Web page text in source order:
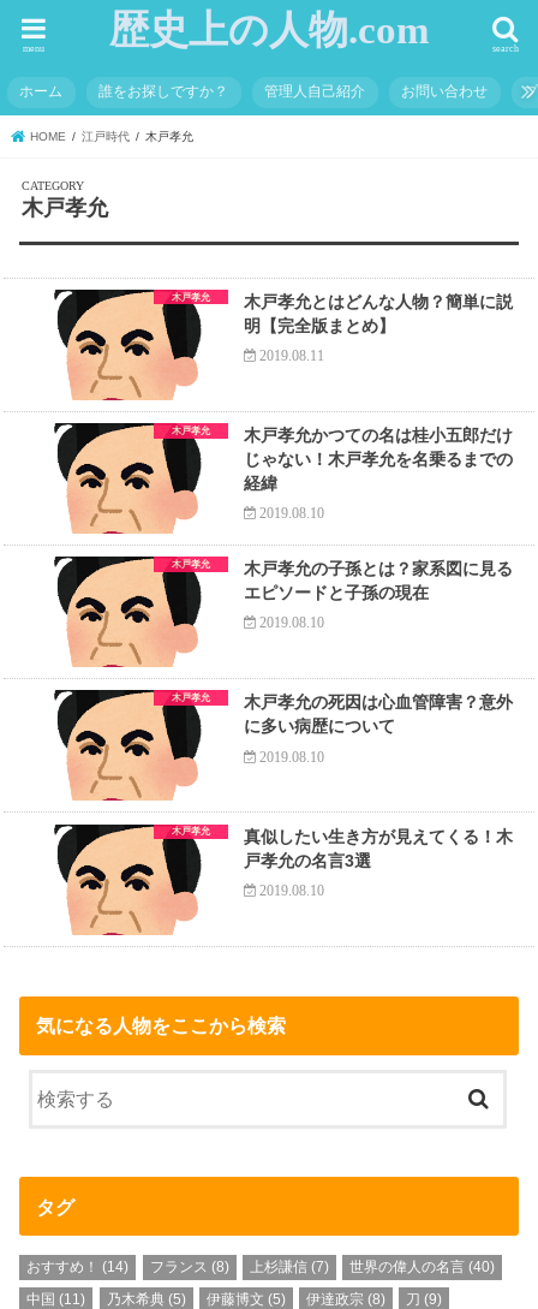
歴史上の人物.com search
menu
ホーム 誰をお探しですか？ 管理人自己紹介 お問い合わせ
HOME 江戸時代 木戸孝允
木戸孝允
木戸孝允
木戸孝允とはどんな人物？簡単に説
明【完全版まとめ】
2019.08.11
木戸孝允
木戸孝允かつての名は桂小五郎だけ
じゃない！木戸孝允を名乗るまでの
経緯
2019.08.10
木戸孝允
木戸孝允の子孫とは？家系図に見る
エピソードと子孫の現在
2019.08.10
木戸孝允
木戸孝允の死因は心血管障害？意外
に多い病歴について
2019.08.10
木戸孝允
真似したい生き方が見えてくる！木
戸孝允の名言3選
2019.08.10
気になる人物をここから検索
タグ
おすすめ！ (14) フランス (8) 上杉謙信(7) 世界の偉人の名言 (40)
中国 (11) 乃木希典(5) 伊藤博文 (5) 伊達政宗 (8) 刀 (9)